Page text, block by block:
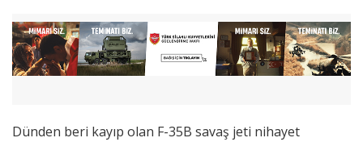
Dünden beri kayıp olan F-35B savaş jeti nihayet